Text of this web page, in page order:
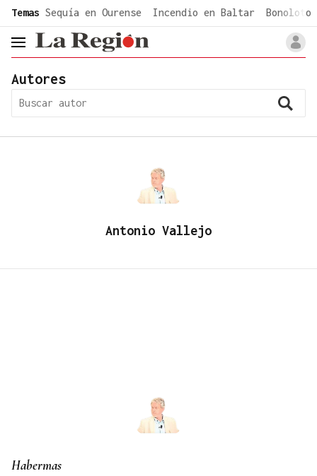
common.go-to-content
Temas Sequía en Ourense Incendio en Baltar Bonoloto
header.menu.open
Autores
Antonio Vallejo
Habermas